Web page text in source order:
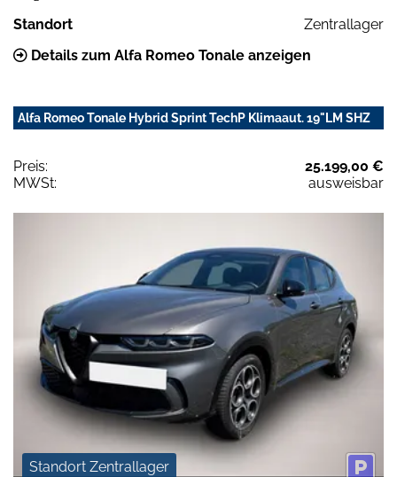
Standort
Zentrallager
Details zum Alfa Romeo Tonale anzeigen
Alfa Romeo Tonale Hybrid Sprint TechP Klimaaut. 19"LM SHZ
Preis:
25.199,00 €
MWSt:
ausweisbar
Standort Zentrallager